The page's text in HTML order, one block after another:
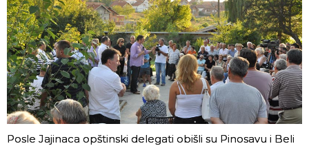
Posle Jajinaca opštinski delegati obišli su Pinosavu i Beli